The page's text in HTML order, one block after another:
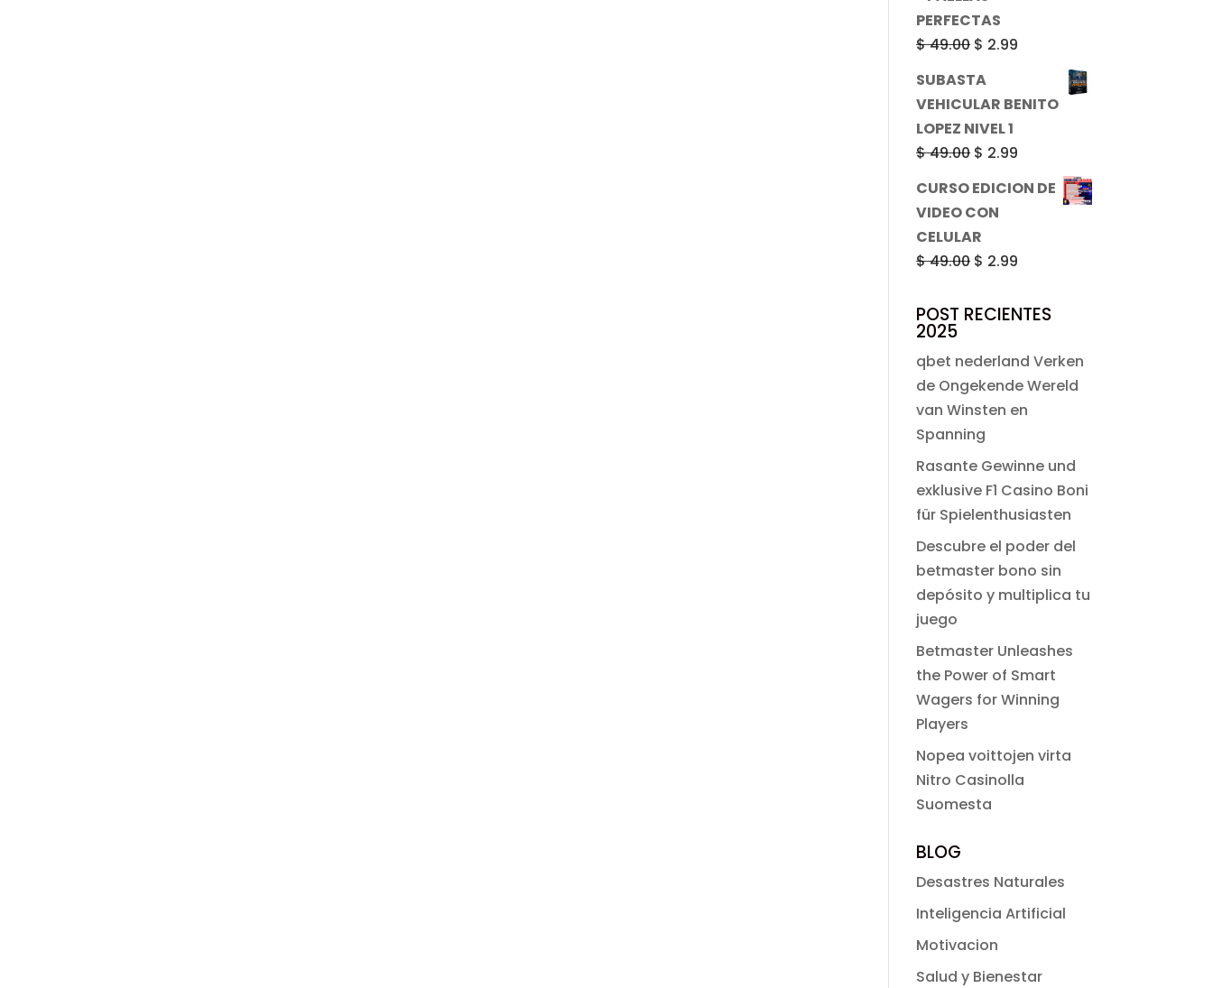
$ 49.00.
PERFECTAS
$49.00 El
$ 49.00.
$ 2.99
SUBASTA
VEHICULAR BENITO
LOPEZ NIVEL 1
$49.00 El
$ 49.00.
$ 2.99
precio
actual
CURSO EDICION DE
VIDEO CON
CELULAR
$49.00 El
original
$ 49.00.
$ 2.99
actual
$ 2.99.
POST RECIENTES
2025
qbet nederland Verken
de Ongekende Wereld
van Winsten en
Spanning
Rasante Gewinne und
exklusive F1 Casino Boni
für Spielenthusiasten
Descubre el poder del
betmaster bono sin
depósito y multiplica tu
juego
Betmaster Unleashes
the Power of Smart
Wagers for Winning
Players
Nopea voittojen virta
Nitro Casinolla
Suomesta
BLOG
Desastres Naturales
Inteligencia Artificial
Motivacion
Salud y Bienestar